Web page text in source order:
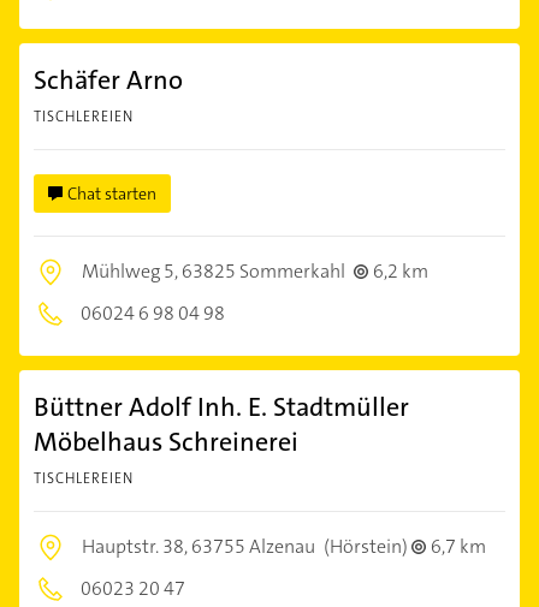
Schäfer Arno
TISCHLEREIEN
Chat starten
Mühlweg 5,63825 Sommerkahl
6,2 km
06024 6 98 04 98
Büttner Adolf Inh. E. Stadtmüller
Möbelhaus Schreinerei
TISCHLEREIEN
Hauptstr. 38,63755 Alzenau (Hörstein)
6,7 km
06023 20 47